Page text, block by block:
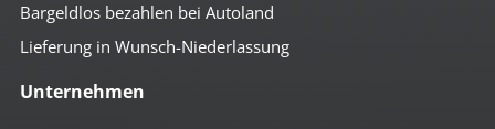
Bargeldlos bezahlen bei Autoland
Lieferung in Wunsch-Niederlassung
Unternehmen